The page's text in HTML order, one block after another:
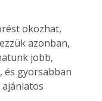
okozhat,
azonban,
jobb,
és gyorsabban